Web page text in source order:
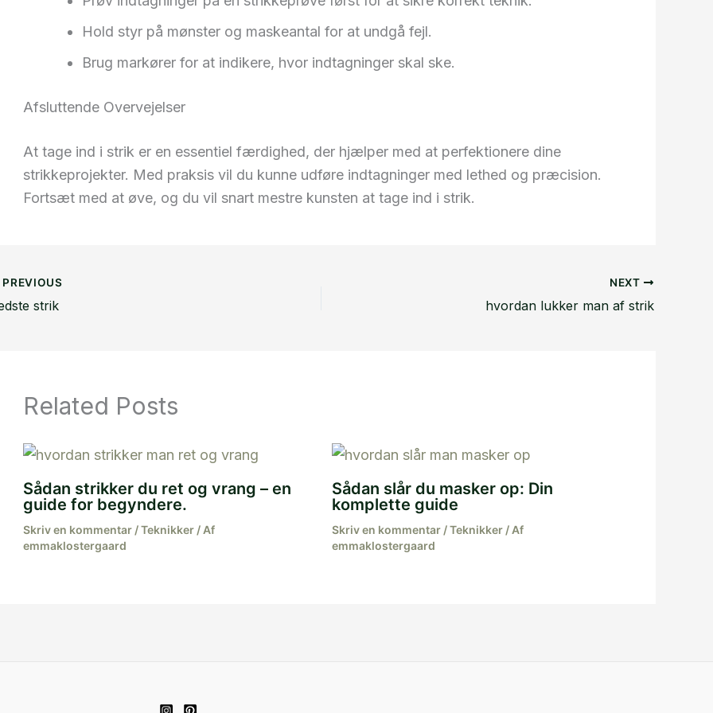
Hold styr på mønster og maskeantal for at undgå fejl.
Brug markører for at indikere, hvor indtagninger skal ske.
Afsluttende Overvejelser
At tage ind i strik er en essentiel færdighed, der hjælper med at perfektionere dine
strikkeprojekter. Med praksis vil du kunne udføre indtagninger med lethed og præcision.
Fortsæt med at øve, og du vil snart mestre kunsten at tage ind i strik.
PREVIOUS
strik
NEXT
hvordan lukker man af strik
Related Posts
Sådan strikker du ret og vrang – en
guide for begyndere.
Skriv en kommentar /Teknikker / Af
emmaklostergaard
Sådan slår du masker op: Din
komplette guide
Skriv en kommentar /Teknikker/ Af
emmaklostergaard